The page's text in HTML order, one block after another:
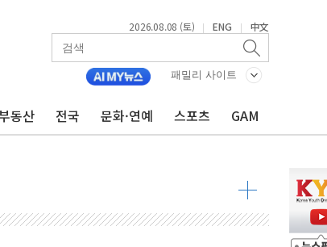
2026.08.08 (토) | ENG | 中文
패밀리 사이트
동산 전국 문화·연예 스포츠 GAM
상승… STOXX 600 지수는 나흘 연속 최고치
협에 맞설 자체 억지력 강화
봉쇄 영향